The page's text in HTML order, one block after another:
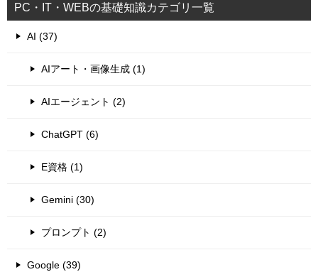
PC・IT・WEBの基礎知識カテゴリ一覧
AI (37)
AIアート・画像生成 (1)
AIエージェント (2)
ChatGPT (6)
E資格 (1)
Gemini (30)
プロンプト (2)
Google (39)